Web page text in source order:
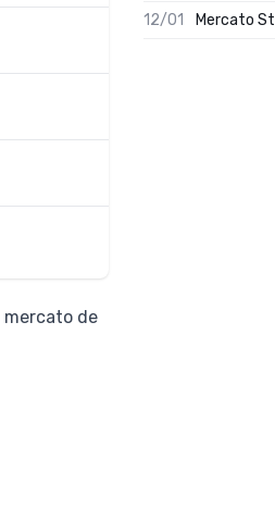
de
12/01
Mercato